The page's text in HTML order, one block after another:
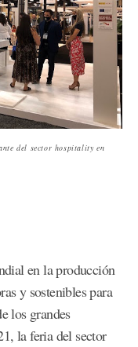
del sector hospitality en
en la producción
y sostenibles para
los grandes
la feria del sector